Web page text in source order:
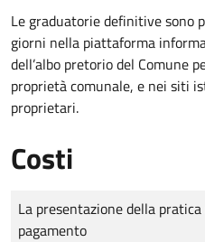
Le graduatorie definitive sono
giorni nella piattaforma
dell’albo pretorio del Comune
proprietà comunale, e nei siti
proprietari.
Costi
Tipo di pagamento
Importo
La presentazione della
pagamento